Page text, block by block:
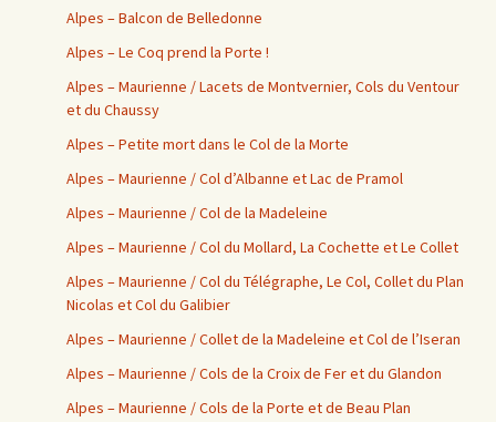
Alpes – Balcon de Belledonne
Alpes – Le Coq prend la Porte !
Alpes – Maurienne / Lacets de Montvernier, Cols du Ventour
et du Chaussy
Alpes – Petite mort dans le Col de la Morte
Alpes – Maurienne / Col d’Albanne et Lac de Pramol
Alpes – Maurienne / Col de la Madeleine
Alpes – Maurienne / Col du Mollard, La Cochette et Le Collet
Alpes – Maurienne / Col du Télégraphe, Le Col, Collet du Plan
Nicolas et Col du Galibier
Alpes – Maurienne / Collet de la Madeleine et Col de l’Iseran
Alpes – Maurienne / Cols de la Croix de Fer et du Glandon
Alpes – Maurienne / Cols de la Porte et de Beau Plan